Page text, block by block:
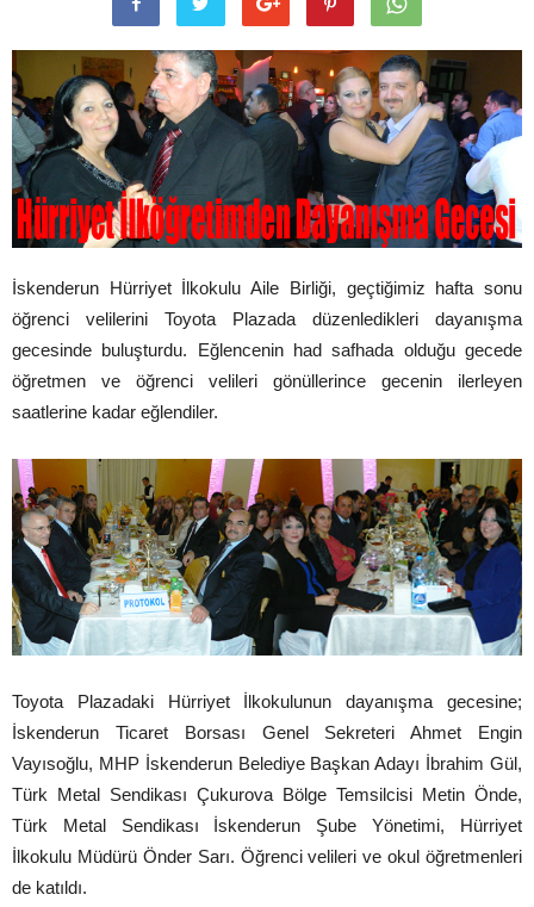
İskenderun Hürriyet İlkokulu Aile Birliği, geçtiğimiz hafta sonu
öğrenci velilerini Toyota Plazada düzenledikleri dayanışma
gecesinde buluşturdu. Eğlencenin had safhada olduğu gecede
öğretmen ve öğrenci velileri gönüllerince gecenin ilerleyen
saatlerine kadar eğlendiler.
Toyota Plazadaki Hürriyet İlkokulunun dayanışma gecesine;
İskenderun Ticaret Borsası Genel Sekreteri Ahmet Engin
Vayısoğlu, MHP İskenderun Belediye Başkan Adayı İbrahim Gül,
Türk Metal Sendikası Çukurova Bölge Temsilcisi Metin Önde,
Türk Metal Sendikası İskenderun Şube Yönetimi, Hürriyet
İlkokulu Müdürü Önder Sarı. Öğrenci velileri ve okul öğretmenleri
de katıldı.